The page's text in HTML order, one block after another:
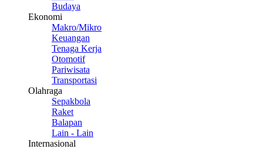
Budaya
Ekonomi
Makro/Mikro
Keuangan
Tenaga Kerja
Otomotif
Pariwisata
Transportasi
Olahraga
Sepakbola
Raket
Balapan
Lain - Lain
Internasional